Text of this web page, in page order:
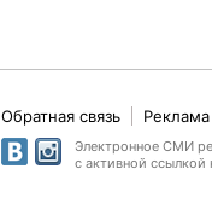
Обратная связь
Электронное СМИ
с активной ссылкой